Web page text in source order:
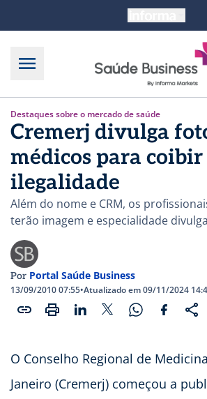
Destaques sobre o mercado de saúde
Cremerj divulga
médicos para coibir
ilegalidade
Além do nome e CRM, os
terão imagem e especialidade
Por Portal Saúde Business
13/09/2010 07:55•Atualizado em 09/11/2024
O Conselho Regional de
Janeiro (Cremerj) começou a